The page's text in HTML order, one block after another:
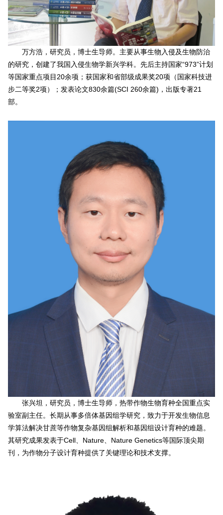
万方浩，研究员，博士生导师。主要从事生物入侵及生物防治
的研究，创建了我国入侵生物学新兴学科。先后主持国家“973”计划
等国家重点项目20余项；获国家和省部级成果奖20项（国家科技进
步二等奖2项）；发表论文830余篇(SCI 260余篇)，出版专著21
部。
张兴坦，研究员，博士生导师，热带作物生物育种全国重点实
验室副主任。长期从事多倍体基因组学研究，致力于开发生物信息
学算法解决甘蔗等作物复杂基因组解析和基因组设计育种的难题。
其研究成果发表于Cell、Nature、Nature Genetics等国际顶尖期
刊，为作物分子设计育种提供了关键理论和技术支撑。